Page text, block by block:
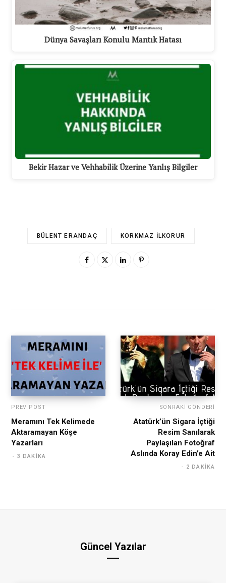
Dünya Savaşları Konulu Mantık Hatası
Bekir Hazar ve Vehhabilik Üzerine Yanlış Bilgiler
BÜLENT ERANDAÇ KORKMAZ İLKORUR
PREV POST
Meramını Tek Kelimede
Aktaramayan Köşe
Yazarları
3 DAKIKA
SONRAKI GÖNDERI
Atatürk’ün Sigara İçtiği
Resim Sanılarak
Paylaşılan Fotoğraf
Aslında Koray Edin’e Ait
2 DAKIKA
Güncel Yazılar